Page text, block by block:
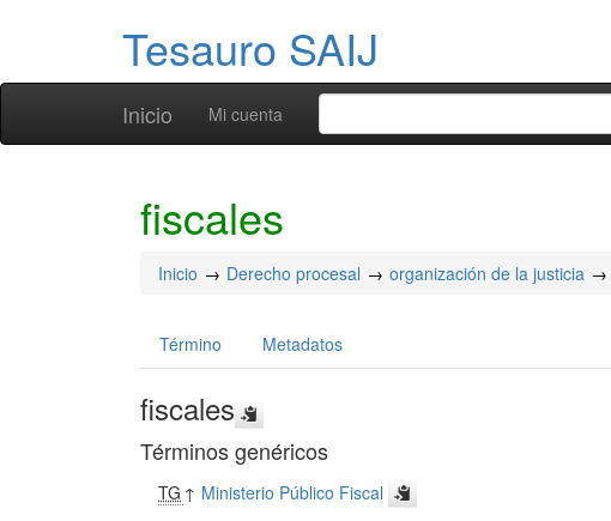
Tesauro SAIJ
Inicio Mi cuenta
fiscales
Inicio Derecho procesal organización de la justicia
Término Metadatos
fiscales
Términos genéricos
TG ↑ Ministerio Público Fiscal